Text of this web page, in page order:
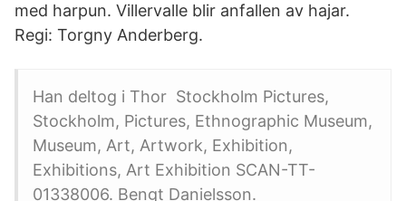
med harpun. Villervalle blir anfallen av hajar.
Regi: Torgny Anderberg.
Han deltog i Thor Stockholm Pictures,
Stockholm, Pictures, Ethnographic Museum,
Museum, Art, Artwork, Exhibition,
Exhibitions, Art Exhibition SCAN-TT-
01338006. Bengt Danielsson.